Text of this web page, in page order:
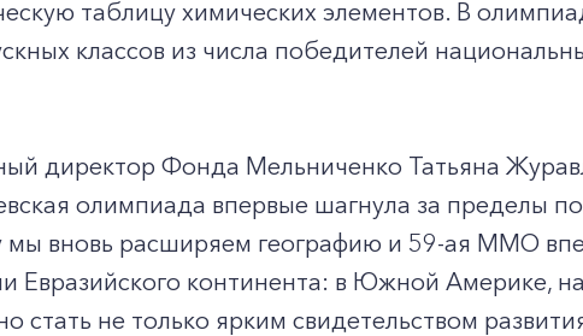
таблицу химических элементов. В
классов из числа победителей
директор Фонда Мельниченко Татьяна
олимпиада впервые шагнула за пределы
мы вновь расширяем географию и 59-ая ММО
Евразийского континента: в Южной Америке,
стать не только ярким свидетельством